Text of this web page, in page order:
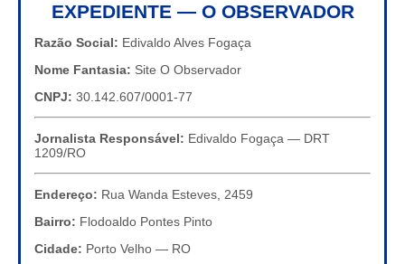
EXPEDIENTE — O OBSERVADOR
Razão Social: Edivaldo Alves Fogaça
Nome Fantasia: Site O Observador
CNPJ: 30.142.607/0001-77
Jornalista Responsável: Edivaldo Fogaça — DRT
1209/RO
Endereço: Rua Wanda Esteves, 2459
Bairro: Flodoaldo Pontes Pinto
Cidade: Porto Velho — RO